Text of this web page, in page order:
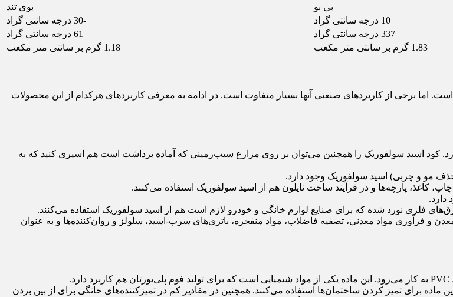
بی بو
بوی تند
10 درجه سانتی گراد
-30 درجه سانتی گراد
337 درجه سانتی گراد
61 درجه سانتی گراد
1.83 گرم بر سانتی متر مکعب 1.18 گرم بر سانتی متر مکعب
اما برخی از کاربردهای صنعتی آنها بسیار متفاوت است. در ادامه به معرفی کاربردهای هرکدام از این محصولات
تا 60 درصد اسید سولفوریک وجود دارد. کود اسید سولفوریک را همچنین می‌توان بر روی مزارع سیب‌زمینی که آماده برداشت است هم اسپری کنید که به
حذف مو و چربی) اسید سولفوریک وجود دارد.
کاغذ، پارچه‌ها و در فرآیند ساخت نایلون هم از اسید سولفوریک استفاده می‌کنند.
دارد.
فلزی نورد شده که برای صنایع لوازم خانگی و خودرو لازم است هم از اسید سولفوریک استفاده می‌کنند.
و فرآوری مواد معدنی، تصفیه فاضلاب، مواد منفجره، باتری‌های سرب-اسید، سلولز و روان‌کننده‌ها و به عنوان
ماده برای تمیز کردن ساختمان‌ها استفاده می‌کنند. همچنین در مقادیر کم در تمیزکننده‌های خانگی برای از بین بردن